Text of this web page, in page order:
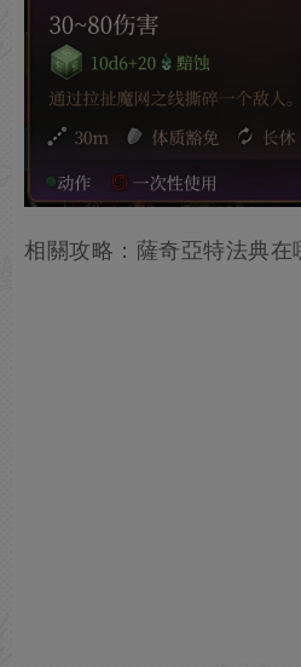
相關攻略：薩奇亞特法典在